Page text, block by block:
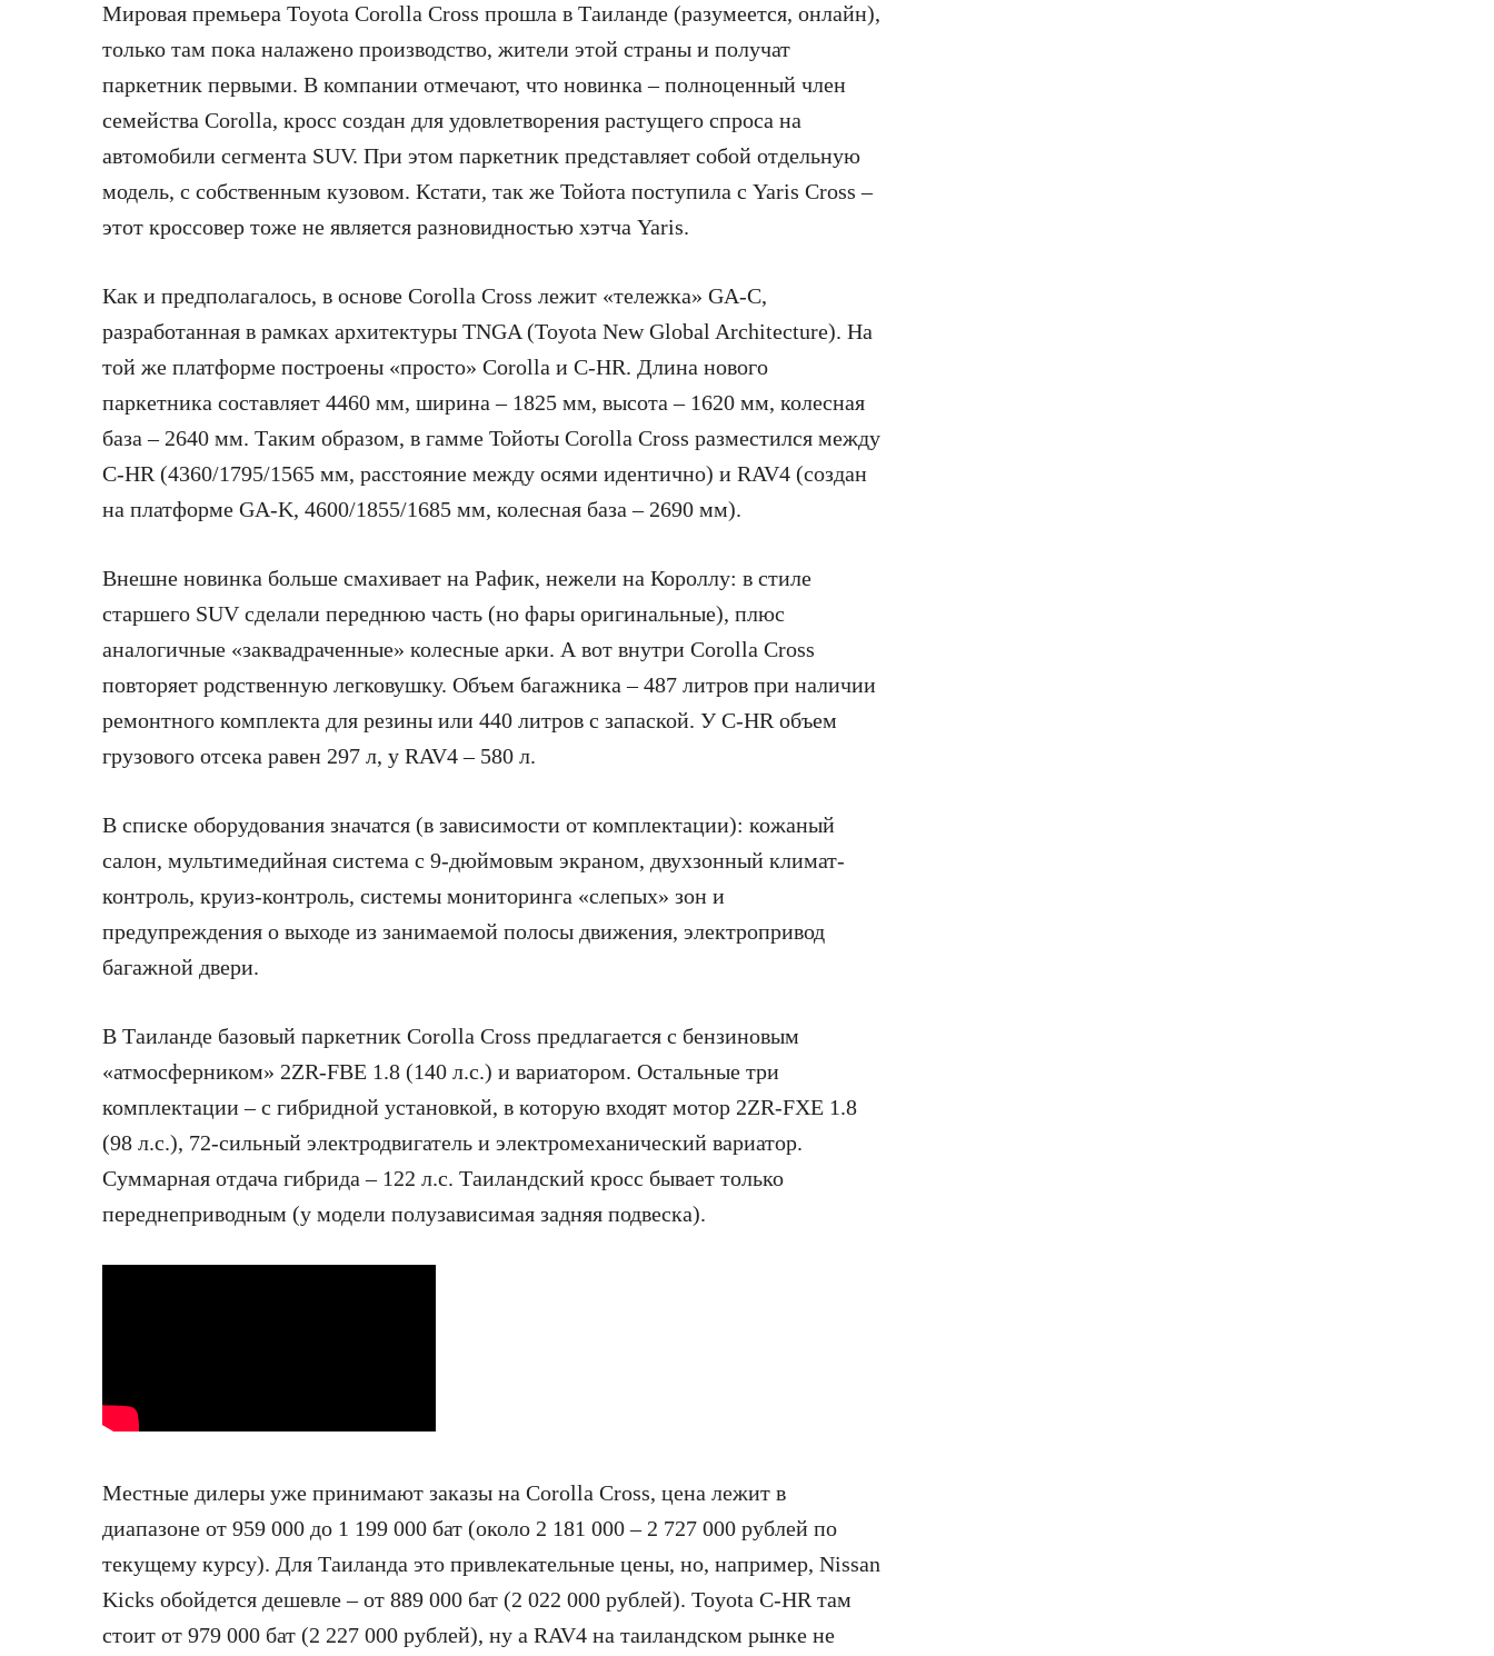
Мировая премьера Toyota Corolla Cross прошла в Таиланде (разумеется, онлайн),
только там пока налажено производство, жители этой страны и получат
паркетник первыми. В компании отмечают, что новинка – полноценный член
семейства Corolla, кросс создан для удовлетворения растущего спроса на
автомобили сегмента SUV. При этом паркетник представляет собой отдельную
модель, с собственным кузовом. Кстати, так же Тойота поступила с Yaris Cross –
этот кроссовер тоже не является разновидностью хэтча Yaris.
Как и предполагалось, в основе Corolla Cross лежит «тележка» GA-C,
разработанная в рамках архитектуры TNGA (Toyota New Global Architecture). На
той же платформе построены «просто» Corolla и C-HR. Длина нового
паркетника составляет 4460 мм, ширина – 1825 мм, высота – 1620 мм, колесная
база – 2640 мм. Таким образом, в гамме Тойоты Corolla Cross разместился между
C-HR (4360/1795/1565 мм, расстояние между осями идентично) и RAV4 (создан
на платформе GA-K, 4600/1855/1685 мм, колесная база – 2690 мм).
Внешне новинка больше смахивает на Рафик, нежели на Короллу: в стиле
старшего SUV сделали переднюю часть (но фары оригинальные), плюс
аналогичные «заквадраченные» колесные арки. А вот внутри Corolla Cross
повторяет родственную легковушку. Объем багажника – 487 литров при наличии
ремонтного комплекта для резины или 440 литров с запаской. У C-HR объем
грузового отсека равен 297 л, у RAV4 – 580 л.
В списке оборудования значатся (в зависимости от комплектации): кожаный
салон, мультимедийная система с 9-дюймовым экраном, двухзонный климат-
контроль, круиз-контроль, системы мониторинга «слепых» зон и
предупреждения о выходе из занимаемой полосы движения, электропривод
багажной двери.
В Таиланде базовый паркетник Corolla Cross предлагается с бензиновым
«атмосферником» 2ZR-FBE 1.8 (140 л.с.) и вариатором. Остальные три
комплектации – с гибридной установкой, в которую входят мотор 2ZR-FXE 1.8
(98 л.с.), 72-сильный электродвигатель и электромеханический вариатор.
Суммарная отдача гибрида – 122 л.с. Таиландский кросс бывает только
переднеприводным (у модели полузависимая задняя подвеска).
Местные дилеры уже принимают заказы на Corolla Cross, цена лежит в
диапазоне от 959 000 до 1 199 000 бат (около 2 181 000 – 2 727 000 рублей по
текущему курсу). Для Таиланда это привлекательные цены, но, например, Nissan
Kicks обойдется дешевле – от 889 000 бат (2 022 000 рублей). Toyota C-HR там
стоит от 979 000 бат (2 227 000 рублей), ну а RAV4 на таиландском рынке не